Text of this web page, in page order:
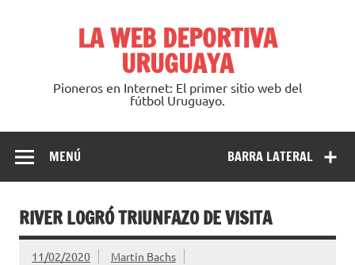
LA WEB DEPORTIVA
URUGUAYA
Pioneros en Internet: El primer sitio web del
fútbol Uruguayo.
BARRA LATERAL
MENÚ
RIVER LOGRÓ TRIUNFAZO DE VISITA
11/02/2020 Martin Bachs